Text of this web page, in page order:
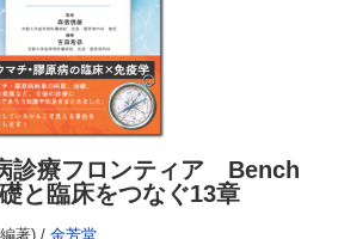
診療フロンティア Bench
臨床をつなぐ13章
著) / 金芳堂